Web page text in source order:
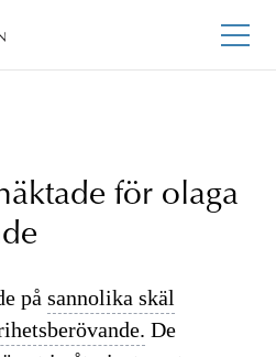
för olaga
på sannolika skäl
De